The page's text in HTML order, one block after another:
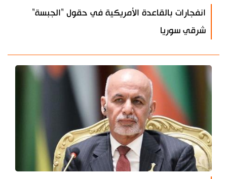
انفجارات بالقاعدة الأمريكية في حقول "الجبسة"
شرقي سوريا